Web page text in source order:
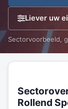
Liever uw
Sectorvoorbeeld,
Rollend